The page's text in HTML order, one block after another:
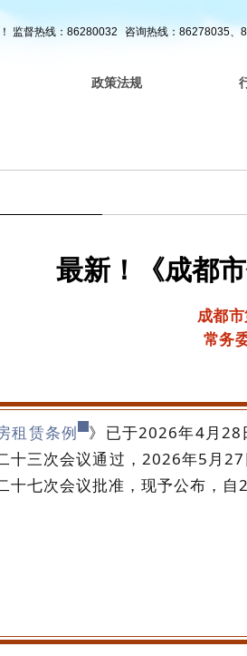
监督热线：86280032 咨询热线：86278035、
政策法规
最新！《成都
成都
常务
租赁条例 》已于2026年4月28
十三次会议通过，2026年5月
十七次会议批准，现予公布，自